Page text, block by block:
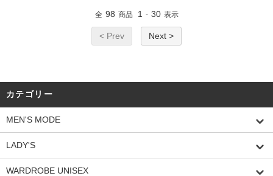
全 98 商品 1 - 30 表示
< Prev Next >
カテゴリー
MEN'S MODE
LADY'S
WARDROBE UNISEX